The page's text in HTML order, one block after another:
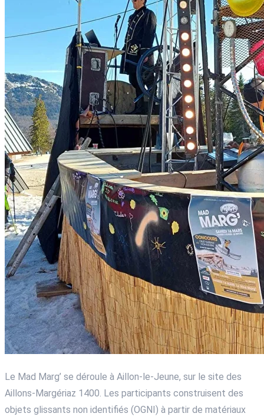
Le Mad Marg’ se déroule à Aillon-le-Jeune, sur le site des
Aillons-Margériaz 1400. Les participants construisent des
objets glissants non identifiés (OGNI) à partir de matériaux